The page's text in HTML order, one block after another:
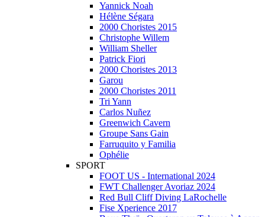
Yannick Noah
Hélène Ségara
2000 Choristes 2015
Christophe Willem
William Sheller
Patrick Fiori
2000 Choristes 2013
Garou
2000 Choristes 2011
Tri Yann
Carlos Nuñez
Greenwich Cavern
Groupe Sans Gain
Farruquito y Familia
Ophélie
SPORT
FOOT US - International 2024
FWT Challenger Avoriaz 2024
Red Bull Cliff Diving LaRochelle
Fise Xperience 2017